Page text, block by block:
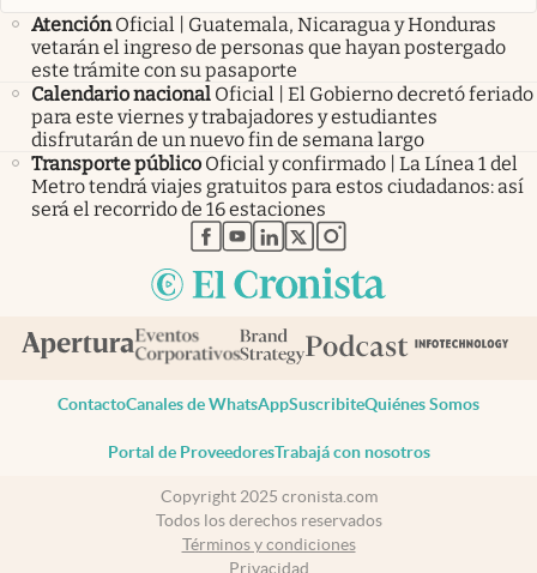
Atención Oficial | Guatemala, Nicaragua y Honduras
vetarán el ingreso de personas que hayan postergado
este trámite con su pasaporte
Calendario nacional Oficial | El Gobierno decretó feriado
para este viernes y trabajadores y estudiantes
disfrutarán de un nuevo fin de semana largo
Transporte público Oficial y confirmado | La Línea 1 del
Metro tendrá viajes gratuitos para estos ciudadanos: así
será el recorrido de 16 estaciones
abre en nueva pestaña
abre en nueva pestaña
abre en nueva pestaña
abre en nueva pestaña
abre en nueva pestaña
ContactoCanales de WhatsAppSuscribiteQuiénes Somos
Portal de ProveedoresTrabajá con nosotros
Copyright 2025 cronista.com
Todos los derechos reservados
Términos y condiciones
Privacidad